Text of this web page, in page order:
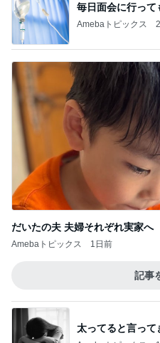
毎日面会に行って
Amebaトピックス
だいたの夫 夫婦それぞれ実家へ
Amebaトピックス 1日前
記事
太ってると言って